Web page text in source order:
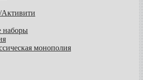
наборы
монополия